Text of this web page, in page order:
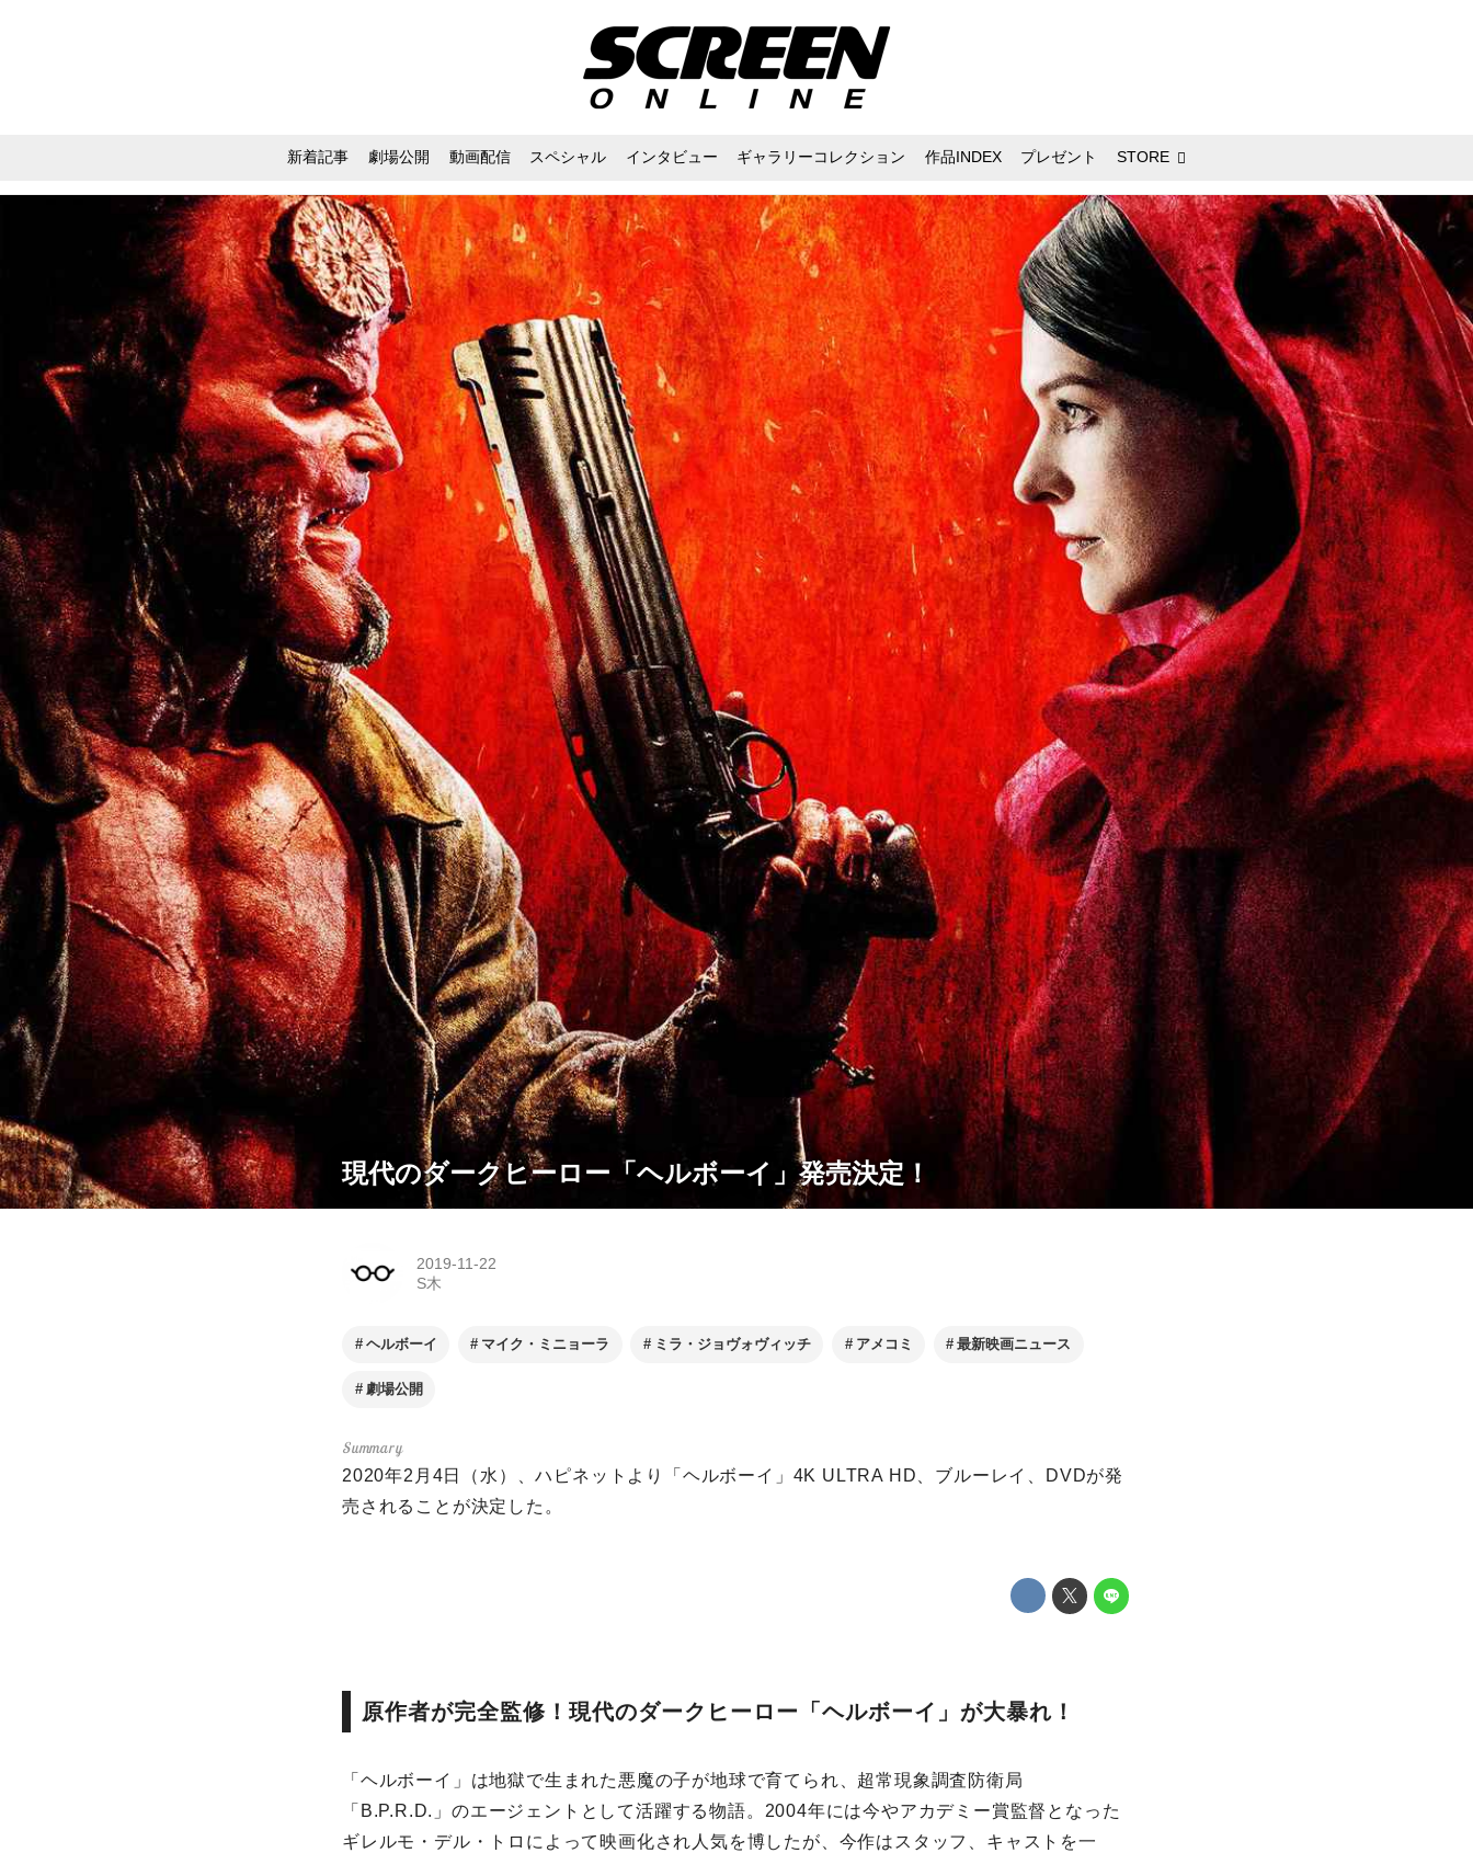
新着記事 劇場公開 動画配信 スペシャル インタビュー ギャラリーコレクション 作品INDEX プレゼント STORE
現代のダークヒーロー「ヘルボーイ」発売決定！
2019-11-22
S木
ヘルボーイ マイク・ミニョーラ ミラ・ジョヴォヴィッチ アメコミ 最新映画ニュース
劇場公開
2020年2月4日（水）、ハピネットより「ヘルボーイ」4K ULTRA HD、ブルーレイ、DVDが発
売されることが決定した。
原作者が完全監修！現代のダークヒーロー「ヘルボーイ」が大暴れ！
「ヘルボーイ」は地獄で生まれた悪魔の子が地球で育てられ、超常現象調査防衛局
「B.P.R.D.」のエージェントとして活躍する物語。2004年には今やアカデミー賞監督となった
ギレルモ・デル・トロによって映画化され人気を博したが、今作はスタッフ、キャストを一